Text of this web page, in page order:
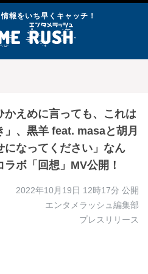
報をいち早くキャッチ！
かえめに言っても、これは
、黒羊 feat. masaと胡月
になってください」なん
ボ「回想」MV公開！
2022年10月19日 12時17分 公開
エンタメラッシュ編集部
プレスリリース